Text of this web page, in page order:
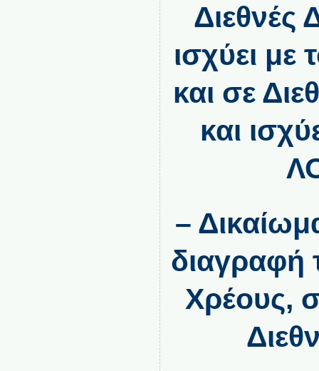
Διεθνές
ισχύει
και σε
και
–
διαγραφή
Χρέους,